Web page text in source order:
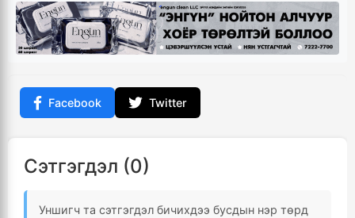
Facebook Twitter
Сэтгэгдэл (0)
Уншигч та сэтгэгдэл бичихдээ бусдын нэр төрд